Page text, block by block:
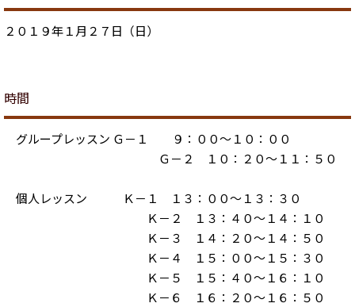
２０１９年１月２７日（日）
時間
グループレッスン Ｇ－１ ９：００～１０：００
Ｇ－２ １０：２０～１１：５０
個人レッスン Ｋ－１ １３：００～１３：３０
Ｋ－２ １３：４０～１４：１０
Ｋ－３ １４：２０～１４：５０
Ｋ－４ １５：００～１５：３０
Ｋ－５ １５：４０～１６：１０
Ｋ－６ １６：２０～１６：５０